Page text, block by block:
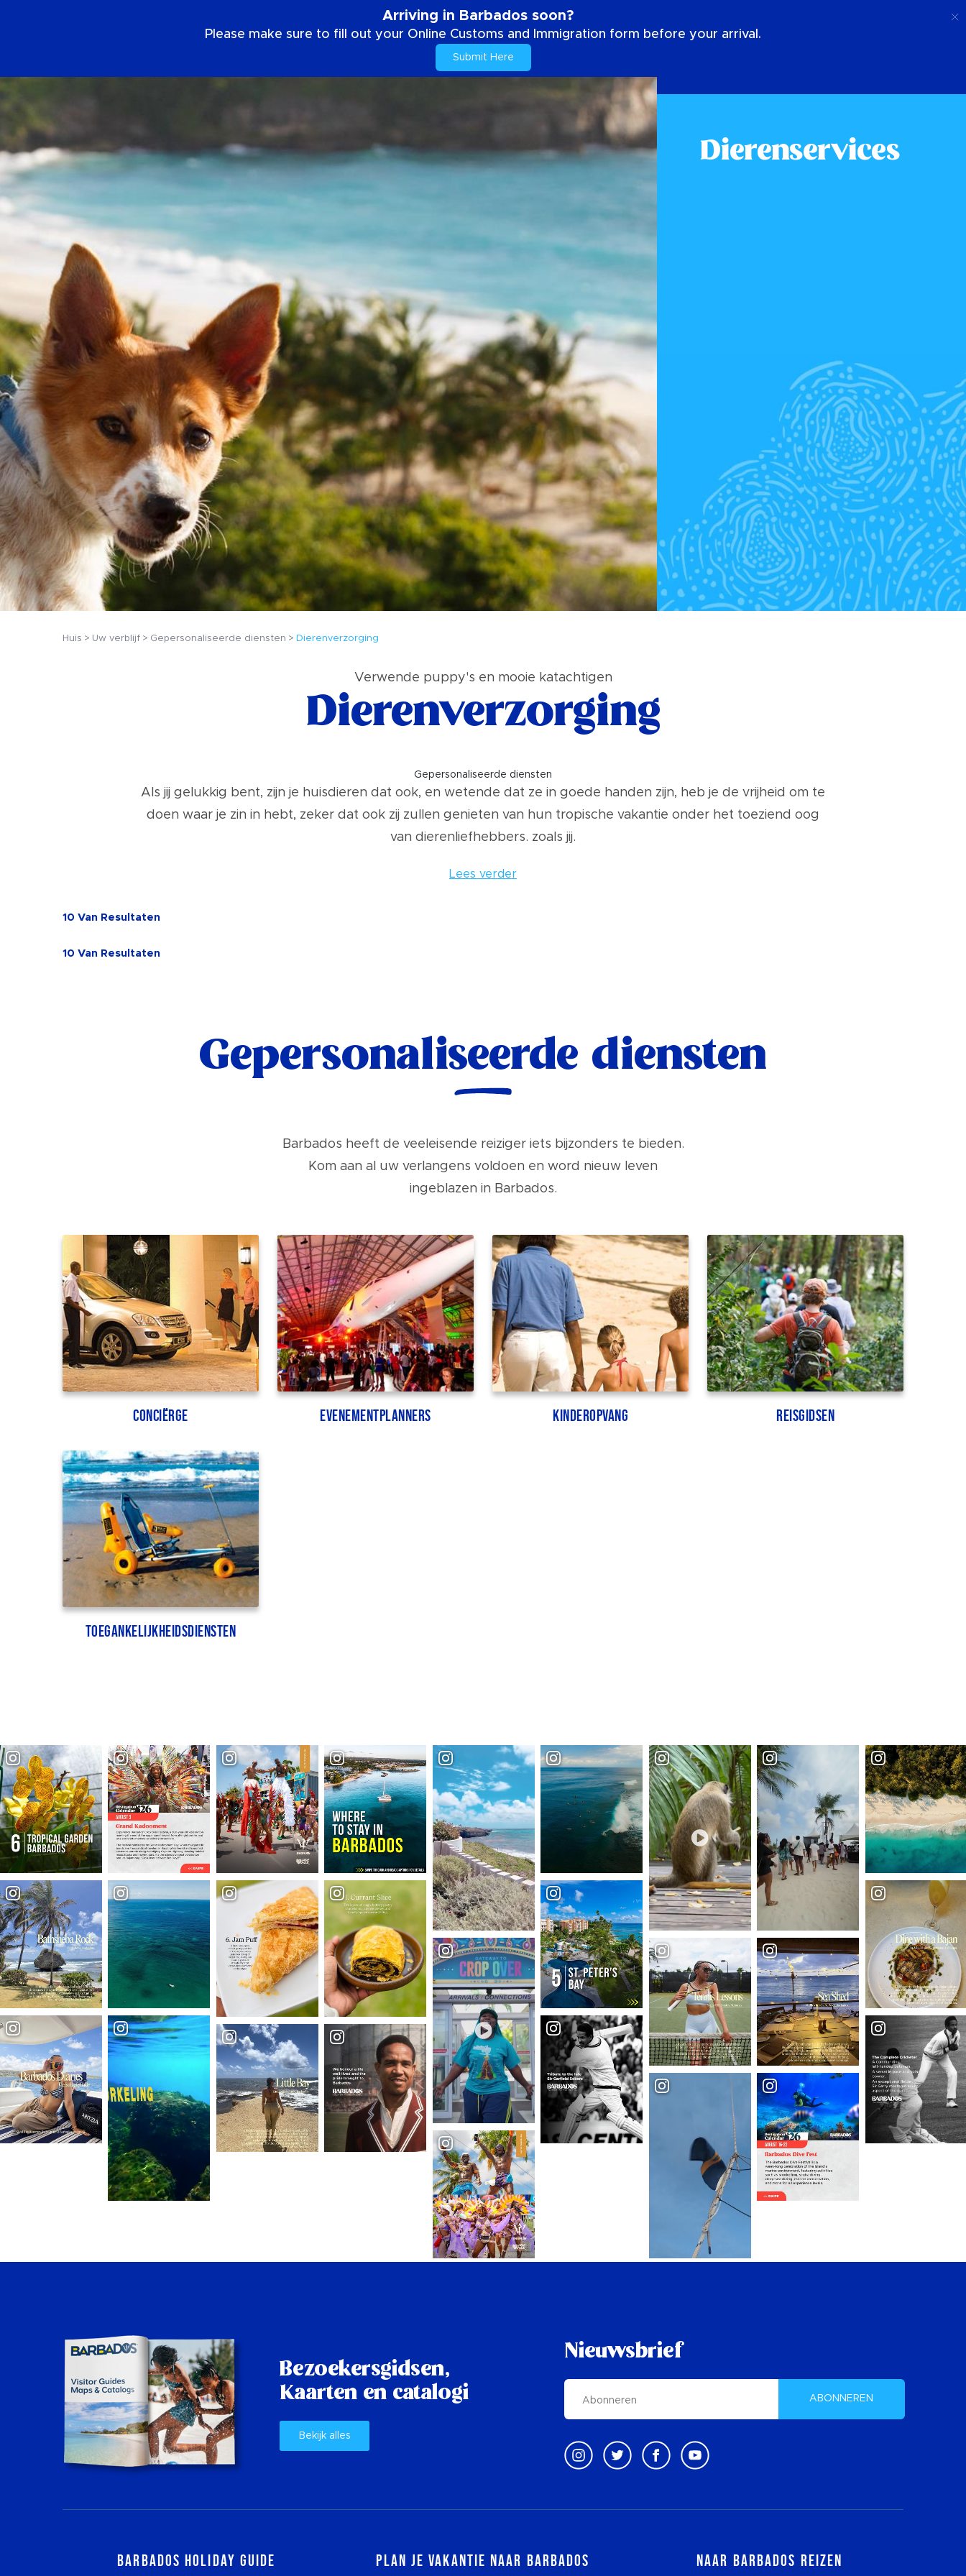
Arriving in Barbados soon?
Please make sure to fill out your Online Customs and Immigration form before your arrival.
Submit Here
Dierenservices
Huis Uw verblijf Gepersonaliseerde diensten Dierenverzorging
Verwende puppy's en mooie katachtigen
Dierenverzorging
Gepersonaliseerde diensten
Als jij gelukkig bent, zijn je huisdieren dat ook, en wetende dat ze in goede handen zijn, heb je de vrijheid om te
doen waar je zin in hebt, zeker dat ook zij zullen genieten van hun tropische vakantie onder het toeziend oog
van dierenliefhebbers. zoals jij.
Lees verder
10 Van Resultaten
10 Van Resultaten
Gepersonaliseerde diensten
Barbados heeft de veeleisende reiziger iets bijzonders te bieden.
Kom aan al uw verlangens voldoen en word nieuw leven
ingeblazen in Barbados.
Conciërge Evenementplanners Kinderopvang Reisgidsen
Toegankelijkheidsdiensten
Bezoekersgidsen,
Kaarten en catalogi
Bekijk alles
Nieuwsbrief
ABONNEREN
Barbados Holiday Guide Plan je vakantie naar Barbados Naar Barbados reizen